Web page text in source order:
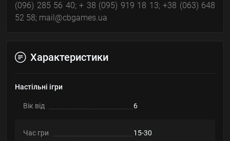
(096) 285 56 40; + 38 (095) 919 18 13; +38 (063) 648
52 58; mail@cbgames.ua
Характеристики
Настільні ігри
Вік від 6
Час гри 15-30